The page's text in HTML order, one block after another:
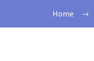
Home